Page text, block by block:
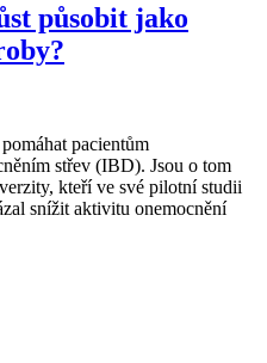
působit jako
pacientům
střev (IBD). Jsou o tom
kteří ve své pilotní studii
snížit aktivitu onemocnění